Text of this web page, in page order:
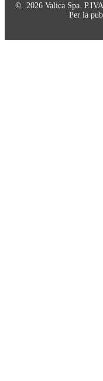
© 2026 Valica Spa.
Per la